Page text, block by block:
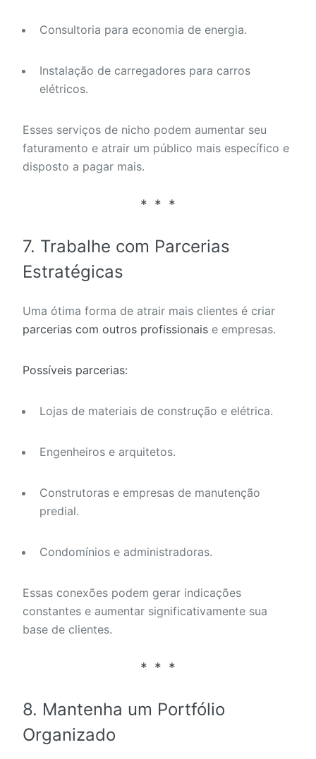
Consultoria para economia de energia.
Instalação de carregadores para carros
elétricos.
Esses serviços de nicho podem aumentar seu
faturamento e atrair um público mais específico e
disposto a pagar mais.
7. Trabalhe com Parcerias
Estratégicas
Uma ótima forma de atrair mais clientes é criar
parcerias com outros profissionais e empresas.
Possíveis parcerias:
Lojas de materiais de construção e elétrica.
Engenheiros e arquitetos.
Construtoras e empresas de manutenção
predial.
Condomínios e administradoras.
Essas conexões podem gerar indicações
constantes e aumentar significativamente sua
base de clientes.
8. Mantenha um Portfólio
Organizado